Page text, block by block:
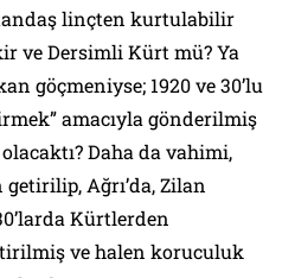
linçten kurtulabilir
ve Dersimli Kürt mü? Ya
göçmeniyse; 1920 ve 30’lu
amacıyla gönderilmiş
Daha da vahimi,
getirilip, Ağrı’da, Zilan
Kürtlerden
ve halen koruculuk